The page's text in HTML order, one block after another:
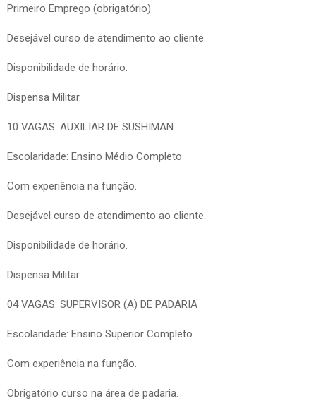
Primeiro Emprego (obrigatório)
Desejável curso de atendimento ao cliente.
Disponibilidade de horário.
Dispensa Militar.
10 VAGAS: AUXILIAR DE SUSHIMAN
Escolaridade: Ensino Médio Completo
Com experiência na função.
Desejável curso de atendimento ao cliente.
Disponibilidade de horário.
Dispensa Militar.
04 VAGAS: SUPERVISOR (A) DE PADARIA
Escolaridade: Ensino Superior Completo
Com experiência na função.
Obrigatório curso na área de padaria.